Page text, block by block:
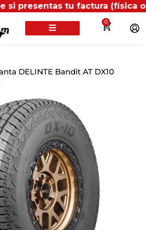
tu factura (física o
0
DELINTE Bandit AT DX10